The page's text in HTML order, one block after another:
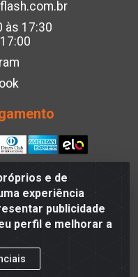
e de
experiência
publicidade
perfil e melhorar a
às 17:30
202 - Afogados,
05.012.582/0001-40